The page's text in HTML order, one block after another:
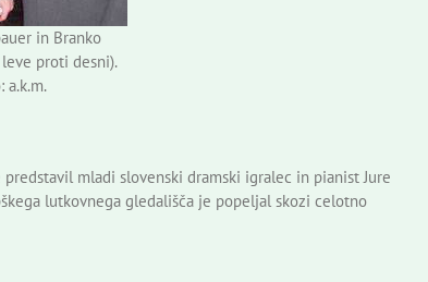
in Branko
proti desni).
a.k.m.
mladi slovenski dramski igralec in pianist Jure
lutkovnega gledališča je popeljal skozi celotno